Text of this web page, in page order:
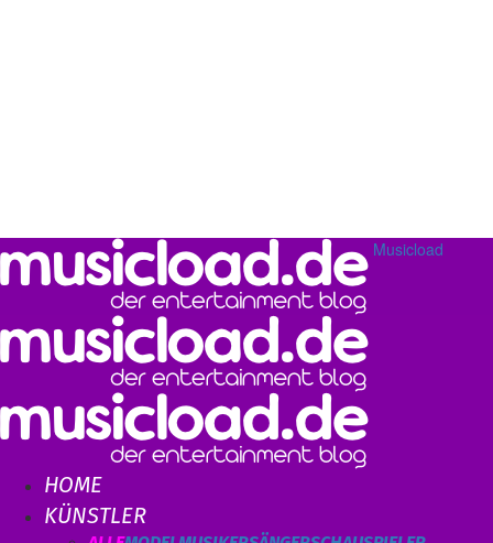
Musicload
HOME
KÜNSTLER